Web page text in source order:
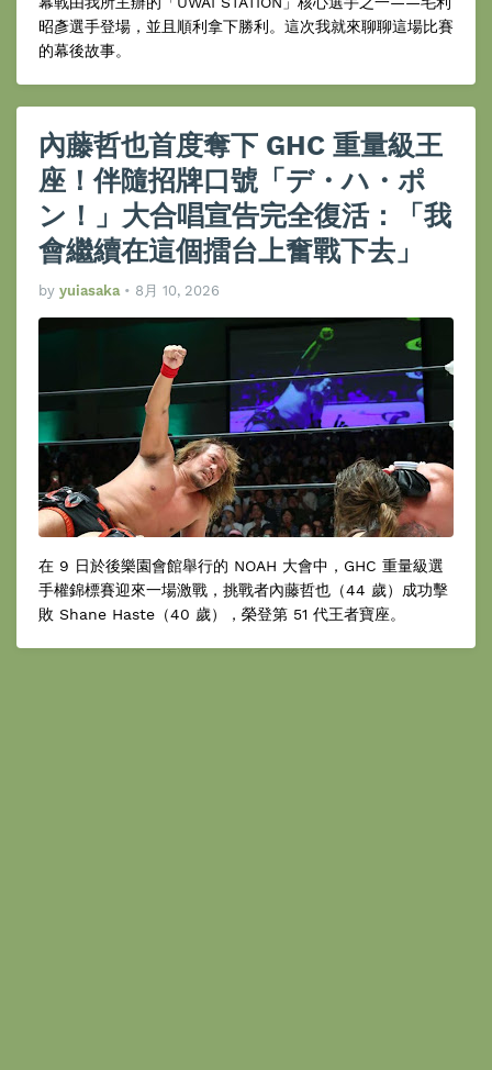
昭彥選手登場，並且順利拿下勝利。這次我就來聊聊這場比賽
的幕後故事。
內藤哲也首度奪下 GHC 重量級王
座！伴隨招牌口號「デ・ハ・ポ
ン！」大合唱宣告完全復活：「我
會繼續在這個擂台上奮戰下去」
by yuiasaka • 8月 10, 2026
在 9 日於後樂園會館舉行的 NOAH 大會中，GHC 重量級選
手權錦標賽迎來一場激戰，挑戰者內藤哲也（44 歲）成功擊
敗 Shane Haste（40 歲），榮登第 51 代王者寶座。